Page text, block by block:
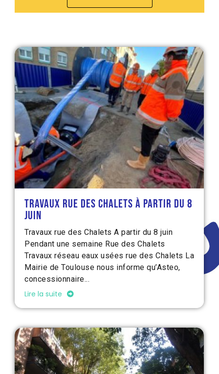
Travaux rue des Chalets à partir du 8
juin
Travaux rue des Chalets A partir du 8 juin
Pendant une semaine Rue des Chalets
Travaux réseau eaux usées rue des Chalets La
Mairie de Toulouse nous informe qu’Asteo,
concessionnaire...
Lire la suite